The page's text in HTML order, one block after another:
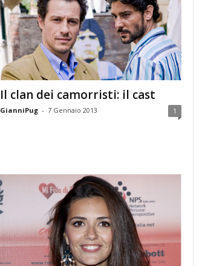
Il clan dei camorristi: il cast
GianniPug - 7 Gennaio 2013 1